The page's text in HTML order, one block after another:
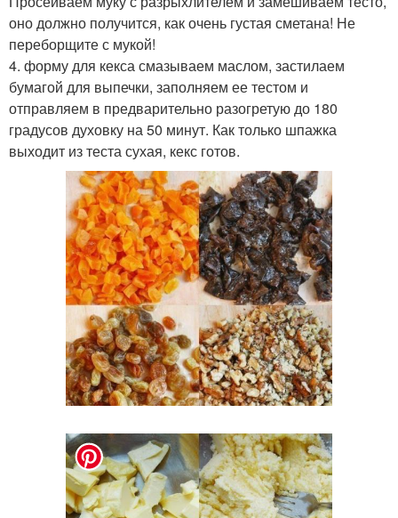
оно должно получится, как очень густая сметана! Не
переборщите с мукой!
4. форму для кекса смазываем маслом, застилаем
бумагой для выпечки, заполняем ее тестом и
отправляем в предварительно разогретую до 180
градусов духовку на 50 минут. Как только шпажка
выходит из теста сухая, кекс готов.